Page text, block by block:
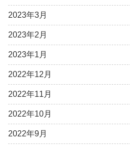
2023年3月
2023年2月
2023年1月
2022年12月
2022年11月
2022年10月
2022年9月